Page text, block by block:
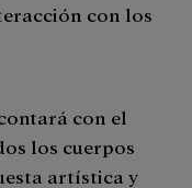
con los
con el
los cuerpos
artística y